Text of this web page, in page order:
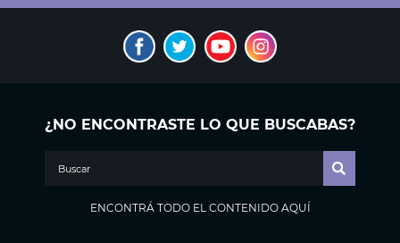
¿NO ENCONTRASTE LO QUE BUSCABAS?
ENCONTRÁ TODO EL CONTENIDO AQUÍ